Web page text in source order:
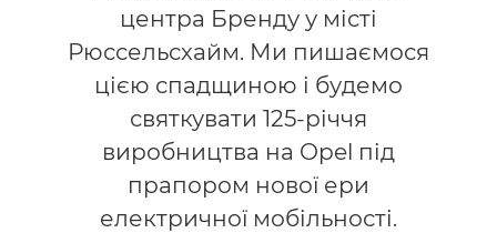
центра Бренду у місті
Рюссельсхайм. Ми пишаємося
цією спадщиною і будемо
святкувати 125-річчя
виробництва на Opel під
прапором нової ери
електричної мобільності.